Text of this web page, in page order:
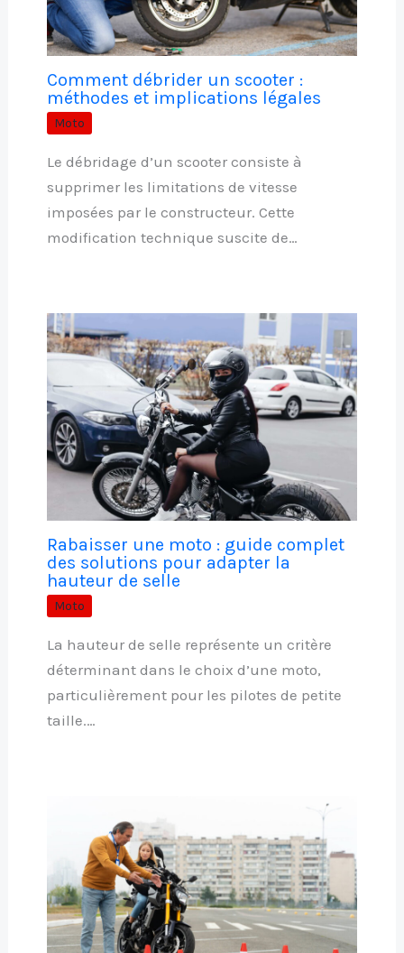
Comment débrider un scooter :
méthodes et implications légales
Moto
Le débridage d’un scooter consiste à
supprimer les limitations de vitesse
imposées par le constructeur. Cette
modification technique suscite de…
Rabaisser une moto : guide complet
des solutions pour adapter la
hauteur de selle
Moto
La hauteur de selle représente un critère
déterminant dans le choix d’une moto,
particulièrement pour les pilotes de petite
taille.…